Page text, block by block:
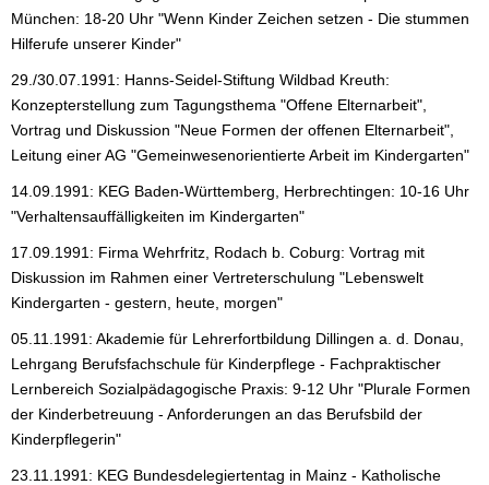
München: 18-20 Uhr "Wenn Kinder Zeichen setzen - Die stummen
Hilferufe unserer Kinder"
29./30.07.1991: Hanns-Seidel-Stiftung Wildbad Kreuth:
Konzepterstellung zum Tagungsthema "Offene Elternarbeit",
Vortrag und Diskussion "Neue Formen der offenen Elternarbeit",
Leitung einer AG "Gemeinwesenorientierte Arbeit im Kindergarten"
14.09.1991: KEG Baden-Württemberg, Herbrechtingen: 10-16 Uhr
"Verhaltensauffälligkeiten im Kindergarten"
17.09.1991: Firma Wehrfritz, Rodach b. Coburg: Vortrag mit
Diskussion im Rahmen einer Vertreterschulung "Lebenswelt
Kindergarten - gestern, heute, morgen"
05.11.1991: Akademie für Lehrerfortbildung Dillingen a. d. Donau,
Lehrgang Berufsfachschule für Kinderpflege - Fachpraktischer
Lernbereich Sozialpädagogische Praxis: 9-12 Uhr "Plurale Formen
der Kinderbetreuung - Anforderungen an das Berufsbild der
Kinderpflegerin"
23.11.1991: KEG Bundesdelegiertentag in Mainz - Katholische